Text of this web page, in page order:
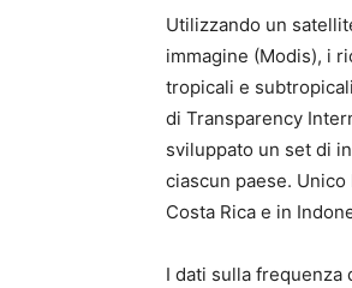
Utilizzando un
immagine (Modis), i
tropicali e
di Transparency
sviluppato un set di
ciascun paese.
Costa Rica e in
I dati sulla